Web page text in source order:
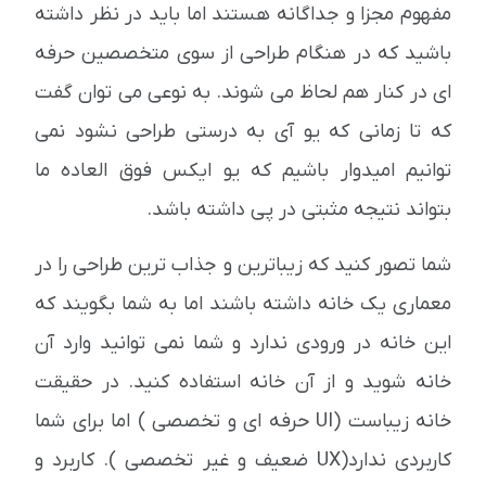
مفهوم مجزا و جداگانه هستند اما باید در نظر داشته
باشید که در هنگام طراحی از سوی متخصصین حرفه
ای در کنار هم لحاظ می شوند. به نوعی می توان گفت
که تا زمانی که یو آی به درستی طراحی نشود نمی
توانیم امیدوار باشیم که یو ایکس فوق العاده ما
بتواند نتیجه مثبتی در پی داشته باشد.
شما تصور کنید که زیباترین و جذاب ترین طراحی را در
معماری یک خانه داشته باشند اما به شما بگویند که
این خانه در ورودی ندارد و شما نمی توانید وارد آن
خانه شوید و از آن خانه استفاده کنید. در حقیقت
خانه زیباست (UI حرفه ای و تخصصی ) اما برای شما
کاربردی ندارد(UX ضعیف و غیر تخصصی ). کاربرد و